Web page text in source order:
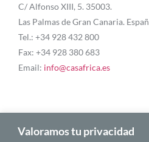
Valoramos tu privacidad
C/ Alfonso XIII, 5. 35003.
Las Palmas de Gran Canaria.
Tel.: +34 928 432 800
Fax: +34 928 380 683
Email: info@casafrica.es
Blog